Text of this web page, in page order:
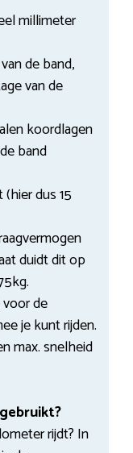
millimeter
de band,
van de
koordlagen
band
dus 15
duidt dit op
de
je kunt rijden.
max. snelheid
rijdt? In